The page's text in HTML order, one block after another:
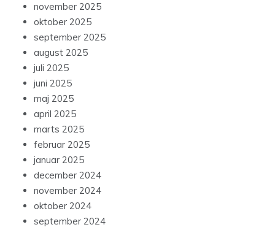
november 2025
oktober 2025
september 2025
august 2025
juli 2025
juni 2025
maj 2025
april 2025
marts 2025
februar 2025
januar 2025
december 2024
november 2024
oktober 2024
september 2024